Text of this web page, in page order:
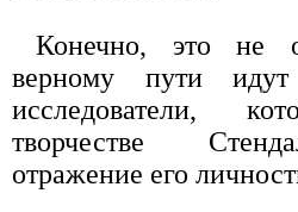
Конечно, это не
верному пути
исследователи,
творчестве
отражение его